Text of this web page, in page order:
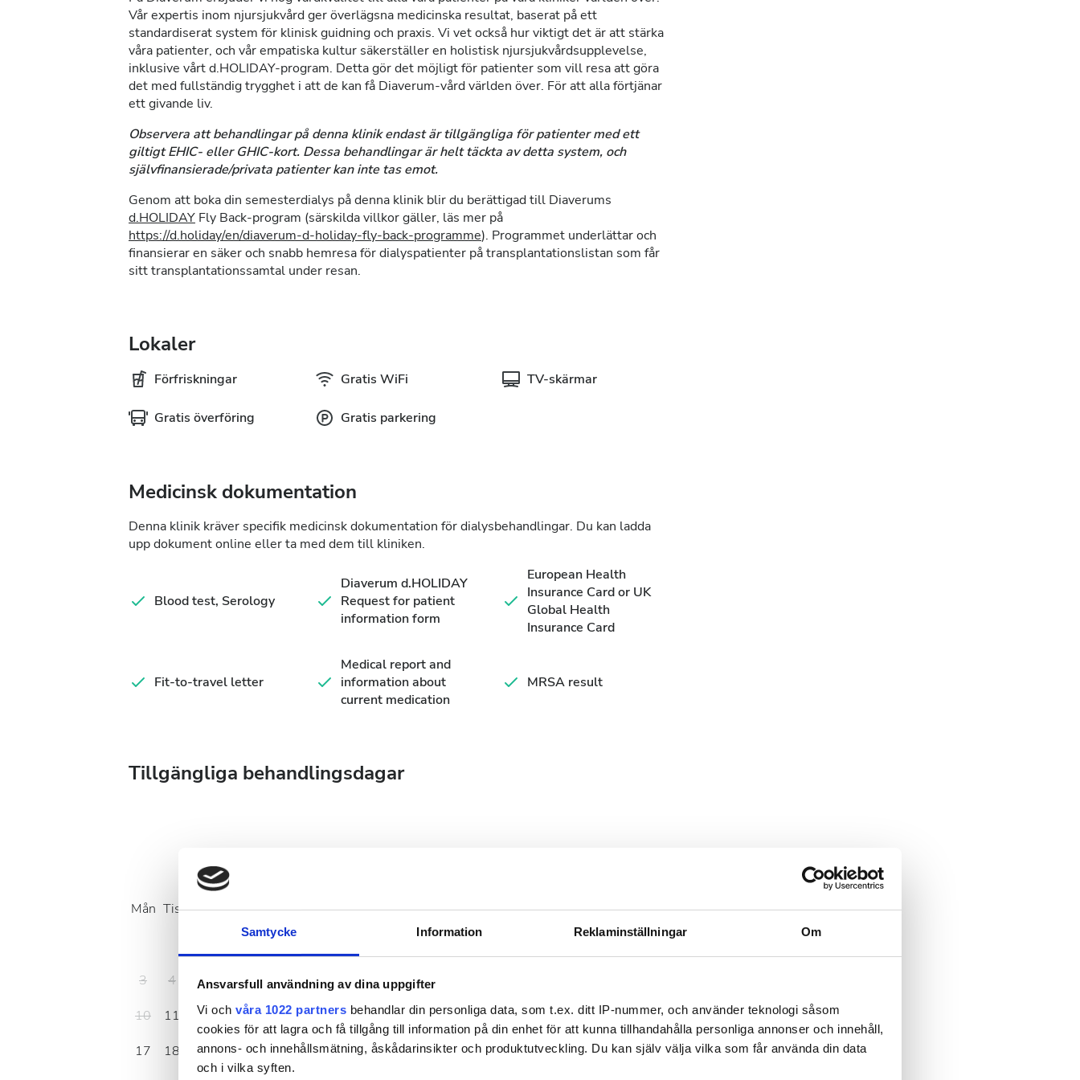
Samtycke Information Reklaminställningar Om
Ansvarsfull användning av dina uppgifter
Vi och våra 1022 partners behandlar din personliga data, som t.ex. ditt IP-nummer, och använder teknologi såsom
cookies för att lagra och få tillgång till information på din enhet för att kunna tillhandahålla personliga annonser och innehåll,
annons- och innehållsmätning, åskådarinsikter och produktutveckling. Du kan själv välja vilka som får använda din data
och i vilka syften.
Vår expertis inom njursjukvård ger överlägsna medicinska resultat, baserat på ett
standardiserat system för klinisk guidning och praxis. Vi vet också hur viktigt det är att stärka
våra patienter, och vår empatiska kultur säkerställer en holistisk njursjukvårdsupplevelse,
inklusive vårt d.HOLIDAY-program. Detta gör det möjligt för patienter som vill resa att göra
det med fullständig trygghet i att de kan få Diaverum-vård världen över. För att alla förtjänar
ett givande liv.
Observera att behandlingar på denna klinik endast är tillgängliga för patienter med ett
giltigt EHIC- eller GHIC-kort. Dessa behandlingar är helt täckta av detta system, och
självfinansierade/privata patienter kan inte tas emot.
Genom att boka din semesterdialys på denna klinik blir du berättigad till Diaverums
d.HOLIDAY Fly Back-program (särskilda villkor gäller, läs mer på
https://d.holiday/en/diaverum-d-holiday-fly-back-programme). Programmet underlättar och
finansierar en säker och snabb hemresa för dialyspatienter på transplantationslistan som får
sitt transplantationssamtal under resan.
Lokaler
Förfriskningar Gratis WiFi TV-skärmar
Gratis överföring Gratis parkering
Medicinsk dokumentation
Denna klinik kräver specifik medicinsk dokumentation för dialysbehandlingar. Du kan ladda
upp dokument online eller ta med dem till kliniken.
Blood test, Serology
Diaverum d.HOLIDAY
Request for patient
information form
European Health
Insurance Card or UK
Global Health
Insurance Card
Fit-to-travel letter
Medical report and
information about
current medication
MRSA result
Tillgängliga behandlingsdagar
Augusti
Mån Tis Ons Tors Fre Lör Sön
3
4 5 6 7 8
9
10
11 12 13 14 15
16
17
18 19 20 21 22
23
Mån Tis Ons Tors Fre Lör Sön
7
8
14
15 16 17 18 19
20
21
22 23 24 25 26
27